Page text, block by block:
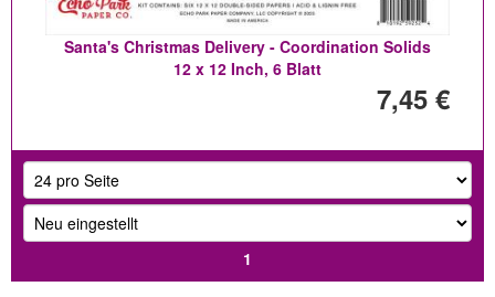
Santa's Christmas Delivery - Coordination Solids
12 x 12 Inch, 6 Blatt
7,45 €
1